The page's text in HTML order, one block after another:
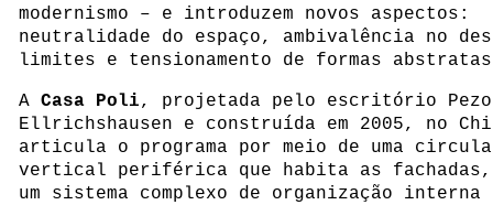
modernismo – e introduzem novos aspectos:
neutralidade do espaço, ambivalência no
limites e tensionamento de formas
A Casa Poli, projetada pelo escritório Pezo
Ellrichshausen e construída em 2005, no
articula o programa por meio de uma
vertical periférica que habita as
um sistema complexo de organização interna